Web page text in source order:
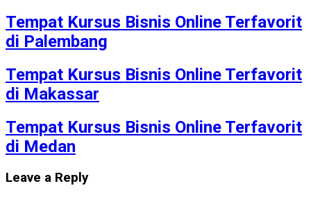
Tempat Kursus Bisnis Online Terfavorit
di Palembang
Tempat Kursus Bisnis Online Terfavorit
di Makassar
Tempat Kursus Bisnis Online Terfavorit
di Medan
Leave a Reply